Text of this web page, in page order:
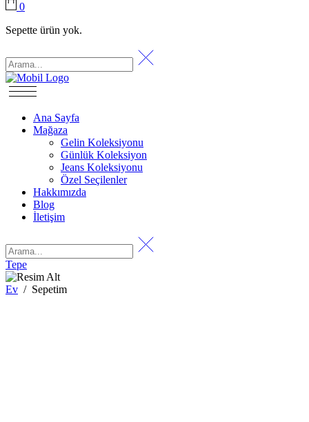
0
Sepette ürün yok.
Ana Sayfa
Mağaza
Gelin Koleksiyonu
Günlük Koleksiyon
Jeans Koleksiyonu
Özel Seçilenler
Hakkımızda
Blog
İletişim
Tepe
Ev / Sepetim